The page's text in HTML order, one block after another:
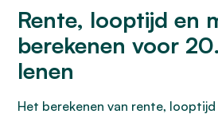
Rente, looptijd en
berekenen voor
lenen
Het berekenen van rente,